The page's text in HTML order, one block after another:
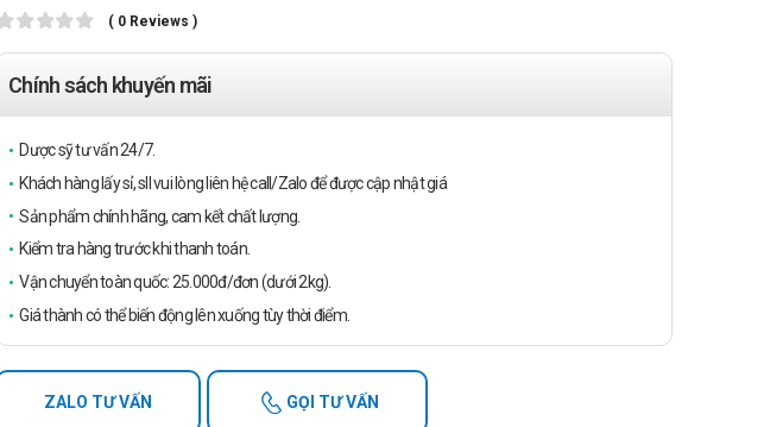
( 0 Reviews )
Chính sách khuyến mãi
Dược sỹ tư vấn 24/7.
Khách hàng lấy sỉ, sll vui lòng liên hệ call/Zalo để được cập nhật giá
Sản phẩm chính hãng, cam kết chất lượng.
Kiểm tra hàng trước khi thanh toán.
Vận chuyển toàn quốc: 25.000đ/đơn (dưới 2kg).
Giá thành có thể biến động lên xuống tùy thời điểm.
ZALO TƯ VẤN GỌI TƯ VẤN